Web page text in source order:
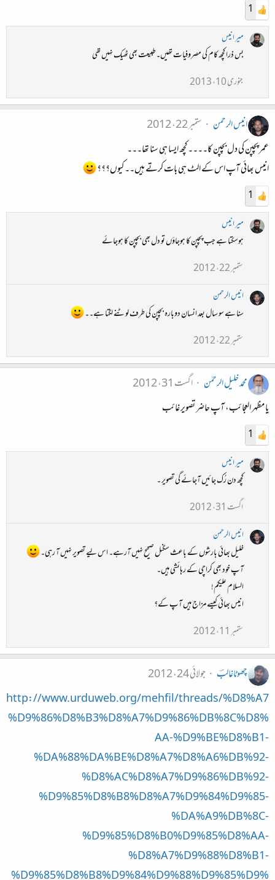
1
میر انیس
بس ذرا کچھ کام کی مصروفیات تھیں۔طبیعت بھی ٹھیک نہیں تھی
جنوری 10، 2013
انیس الرحمن
ستمبر 22، 2012
عمر پچپن کی دل بچپن کا۔۔۔۔کچھ ایسا ہی سنا تھا۔۔۔
انیس بھائی آپ اس کے الٹ ہی بات کرتے ہیں۔۔ کیوں؟؟؟
1
میر انیس
ہوسکتا ہے جب پچپن کا ہوجاؤں تو دل بھی بچپن کا ہوجائے
ستمبر 22، 2012
انیس الرحمن
سنا ہے سو سال بعد انسان دوبارہ بچپن کی طرف لوٹنے لگتا ہے۔۔
ستمبر 22، 2012
محمد خلیل الرحمٰن
اگست 31، 2012
یا مظہر العجائب، آپ حاضر تصویر غائب
1
میر انیس
کچھ دن رُک جائیں آجائے گی تصویر ۔
اگست 31، 2012
انیس الرحمن
خلیل بھائی بارشوں کے باعث سگنل صحیح نہیں آرہے۔ اس لیے تصویر نہیں آ رہی۔
آپ خود بھی کراچی کے رہائشی ہیں۔
السلام علیکم!
انیس بھائی کیسے مزاج ہیں آپ کے؟
ستمبر 11، 2012
چھوٹاغالبؔ
جولائی 24، 2012
http://www.urduweb.org/mehfil/threads/%D8%A7
%D9%86%D8%B3%D8%A7%D9%86%DB%8C%D8%
AA-%D9%BE%D8%B1-
%DA%88%DA%BE%D8%A7%D8%A6%DB%92-
%D8%AC%D8%A7%D9%86%DB%92-
%D9%85%D8%B8%D8%A7%D9%84%D9%85-
%DA%A9%DB%8C-
%D9%85%D8%B0%D9%85%D8%AA-
%D8%A7%D9%88%D8%B1-